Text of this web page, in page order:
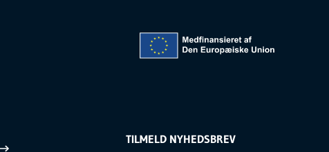
TILMELD NYHEDSBREV